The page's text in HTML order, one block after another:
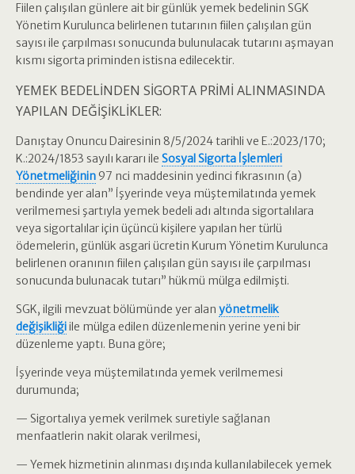
Fiilen çalışılan günlere ait bir günlük yemek bedelinin SGK
Yönetim Kurulunca belirlenen tutarının fiilen çalışılan gün
sayısı ile çarpılması sonucunda bulunulacak tutarını aşmayan
kısmı sigorta priminden istisna edilecektir.
YEMEK BEDELİNDEN SİGORTA PRİMİ ALINMASINDA
YAPILAN DEĞİŞİKLİKLER:
Danıştay Onuncu Dairesinin 8/5/2024 tarihli ve E.:2023/170;
K.:2024/1853 sayılı kararı ile Sosyal Sigorta İşlemleri
Yönetmeliğinin97 nci maddesinin yedinci fıkrasının (a)
bendinde yer alan” İşyerinde veya müştemilatında yemek
verilmemesi şartıyla yemek bedeli adı altında sigortalılara
veya sigortalılar için üçüncü kişilere yapılan her türlü
ödemelerin, günlük asgari ücretin Kurum Yönetim Kurulunca
belirlenen oranının fiilen çalışılan gün sayısı ile çarpılması
sonucunda bulunacak tutarı” hükmü mülga edilmişti.
SGK, ilgili mevzuat bölümünde yer alan yönetmelik
değişikliğiile mülga edilen düzenlemenin yerine yeni bir
düzenleme yaptı. Buna göre;
İşyerinde veya müştemilatında yemek verilmemesi
durumunda;
— Sigortalıya yemek verilmek suretiyle sağlanan
menfaatlerin nakit olarak verilmesi,
— Yemek hizmetinin alınması dışında kullanılabilecek yemek